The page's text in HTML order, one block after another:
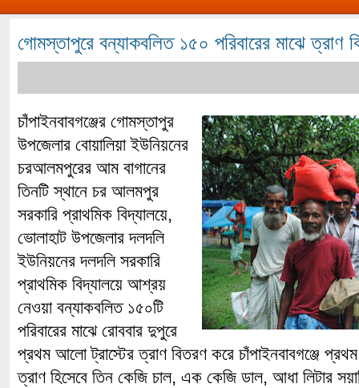
গোমস্তাপুরে বন্যাকবলিত ১৫০ পরিবারের মাঝে ত্রাণ
চাঁপাইনবাবগঞ্জের গোমস্তাপুর
উপজেলার বোয়ালিয়া ইউনিয়নের
চরআলমপুরের আম বাগানের
তিনটি স্থানে চর আলমপুর
সরকারি প্রাথমিক বিদ্যালয়ে,
ভোলাহাট উপজেলার দলদলি
ইউনিয়নের দলদলি সরকারি
প্রাথমিক বিদ্যালয়ে আশ্রয়
নেওয়া বন্যাকবলিত ১৫০টি
পরিবারের মাঝে রোববার দুপুরে
প্রথম আলো ট্রাস্টের ত্রাণ বিতরণ করে চাঁপাইনবাবগঞ্জে
ত্রাণ হিসেবে তিন কেজি চাল, এক কেজি ডাল, আধা লিটার